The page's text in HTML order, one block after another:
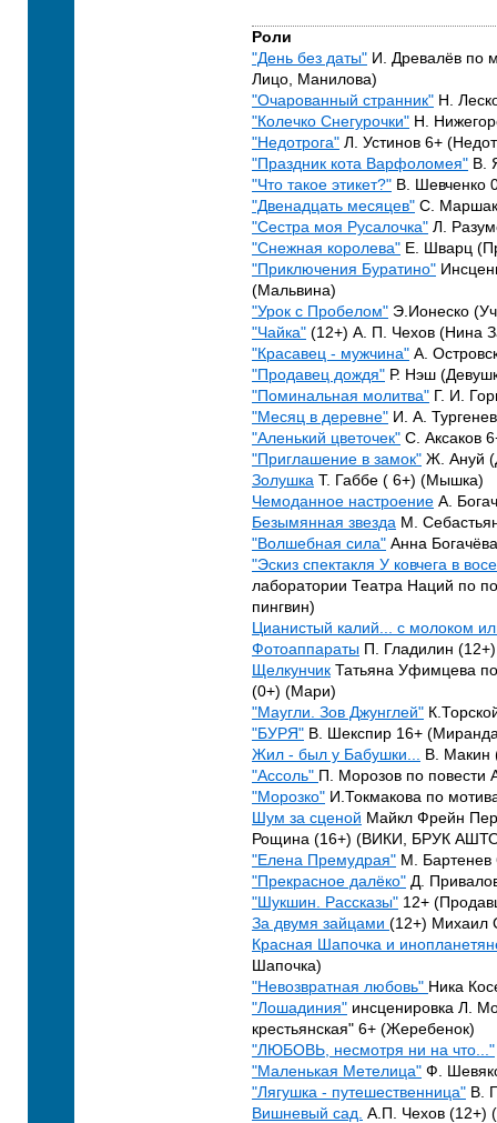
Роли
"День без даты" И. Древалёв по
Лицо, Манилова)
"Очарованный странник" Н.
"Колечко Снегурочки" Н.
"Недотрога" Л. Устинов 6+
"Праздник кота Варфоломея" В.
"Что такое этикет?" В. Шевченко
"Двенадцать месяцев" С.
"Сестра моя Русалочка" Л.
"Снежная королева" Е. Шварц
"Приключения Буратино"
(Мальвина)
"Урок с Пробелом" Э.Ионеско
"Чайка" (12+) А. П. Чехов (Нина
"Красавец - мужчина" А.
"Продавец дождя" Р. Нэш
"Поминальная молитва" Г. И.
"Месяц в деревне" И. А.
"Аленький цветочек" С. Аксаков
"Приглашение в замок" Ж. Ануй
Золушка Т. Габбе ( 6+) (Мышка)
Чемоданное настроение А.
Безымянная звезда М.
"Волшебная сила" Анна
"Эскиз спектакля У ковчега в
лаборатории Театра Наций по
пингвин)
Цианистый калий... с молоком
Фотоаппараты П. Гладилин
Щелкунчик Татьяна Уфимцева
(0+) (Мари)
"Маугли. Зов Джунглей"
"БУРЯ" В. Шекспир 16+
Жил - был у Бабушки... В. Макин
"Ассоль" П. Морозов по повести
"Морозко" И.Токмакова по
Шум за сценой Майкл Фрейн
Рощина (16+) (ВИКИ, БРУК
"Елена Премудрая" М.
"Прекрасное далёко" Д.
"Шукшин. Рассказы" 12+
За двумя зайцами (12+) Михаил
Красная Шапочка и
Шапочка)
"Невозвратная любовь" Ника
"Лошадиния" инсценировка Л.
крестьянская" 6+ (Жеребенок)
"ЛЮБОВЬ, несмотря ни на что..."
"Маленькая Метелица" Ф.
"Лягушка - путешественница" В.
Вишневый сад. А.П. Чехов (12+)